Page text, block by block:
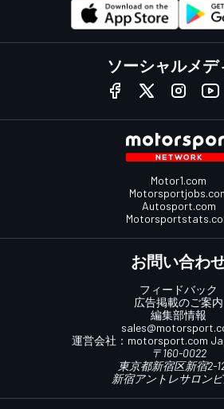
ソーシャルメデ
Motor1.com
Autosport.com
お問い合わ
フィードバック
広告掲載のご案内
編集部情報
運営会社： motorsport.com
〒160-0022
東京都新宿区新宿2-
新宿アントレサロン